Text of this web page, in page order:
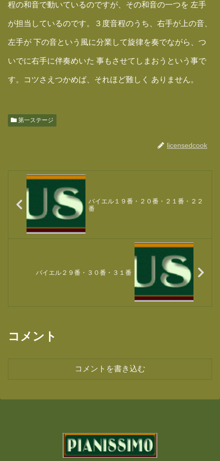
程の和音で動いているのですが、その和音の一つを 左手
が担当しているのです。３度音程のうち、右手が上の音、
左手が 下の音という風に分業して旋律を奏でながら、つ
いでに右手に伴奏めいた 事もさせてしまおうという事で
す。コツさえつかめば、それほど難しく ありません。
第一ステージ
licensedcook
バイエル１９番・２０番・２１番・２２
番
バイエル２９番・３０番・３１番
コメント
コメントを書き込む